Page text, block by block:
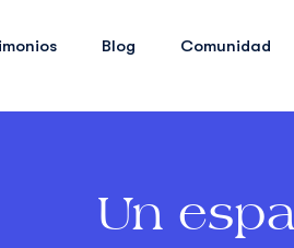
Blog Comunidad
Un